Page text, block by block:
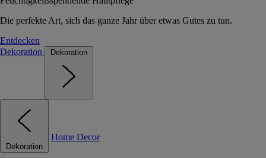
Die perfekte Art, sich das ganze Jahr über etwas Gutes zu tun.
Entdecken
Dekoration
Dekoration
Dekoration
Home Decor